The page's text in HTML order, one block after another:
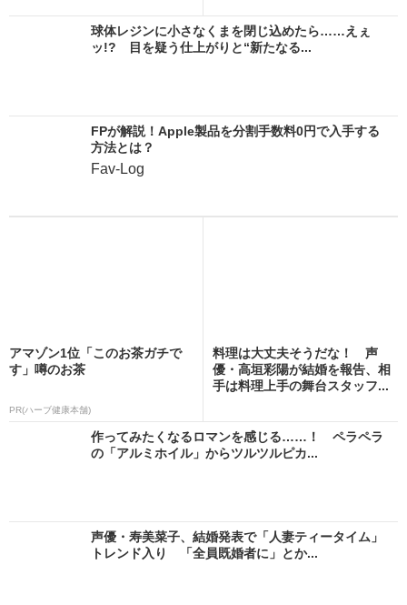
球体レジンに小さなくまを閉じ込めたら……えぇ
ッ!? 目を疑う仕上がりと“新たなる...
FPが解説！Apple製品を分割手数料0円で入手する
方法とは？
Fav-Log
アマゾン1位「このお茶ガチで
す」噂のお茶
PR(ハーブ健康本舗)
料理は大丈夫そうだな！ 声
優・高垣彩陽が結婚を報告、相
手は料理上手の舞台スタッフ...
作ってみたくなるロマンを感じる……！ ペラペラ
の「アルミホイル」からツルツルピカ...
声優・寿美菜子、結婚発表で「人妻ティータイム」
トレンド入り 「全員既婚者に」とか...